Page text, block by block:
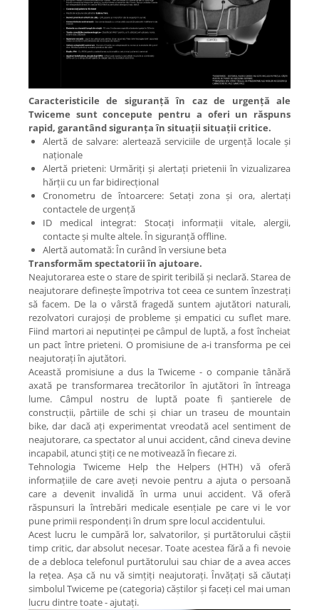
Caracteristicile de siguranță în caz de urgență ale
Twiceme sunt concepute pentru a oferi un răspuns
rapid, garantând siguranța în situații situații critice.
Alertă de salvare: alertează serviciile de urgență locale și
naționale
Alertă prieteni: Urmăriți și alertați prietenii în vizualizarea
hărții cu un far bidirecțional
Cronometru de întoarcere: Setați zona și ora, alertați
contactele de urgență
ID medical integrat: Stocați informații vitale, alergii,
contacte și multe altele. În siguranță offline.
Alertă automată: În curând în versiune beta
Transformăm spectatorii în ajutoare.
Neajutorarea este o stare de spirit teribilă și neclară. Starea de
neajutorare definește împotriva tot ceea ce suntem înzestrați
să facem. De la o vârstă fragedă suntem ajutători naturali,
rezolvatori curajoși de probleme și empatici cu suflet mare.
Fiind martori ai neputinței pe câmpul de luptă, a fost încheiat
un pact între prieteni. O promisiune de a-i transforma pe cei
neajutorați în ajutători.
Această promisiune a dus la Twiceme - o companie tânără
axată pe transformarea trecătorilor în ajutători în întreaga
lume. Câmpul nostru de luptă poate fi șantierele de
construcții, pârtiile de schi și chiar un traseu de mountain
bike, dar dacă ați experimentat vreodată acel sentiment de
neajutorare, ca spectator al unui accident, când cineva devine
incapabil, atunci știți ce ne motivează în fiecare zi.
Tehnologia Twiceme Help the Helpers (HTH) vă oferă
informațiile de care aveți nevoie pentru a ajuta o persoană
care a devenit invalidă în urma unui accident. Vă oferă
răspunsuri la întrebări medicale esențiale pe care vi le vor
pune primii respondenți în drum spre locul accidentului.
Acest lucru le cumpără lor, salvatorilor, și purtătorului căștii
timp critic, dar absolut necesar. Toate acestea fără a fi nevoie
de a debloca telefonul purtătorului sau chiar de a avea acces
la rețea. Așa că nu vă simțiți neajutorați. Învățați să căutați
simbolul Twiceme pe (categoria) căștilor și faceți cel mai uman
lucru dintre toate - ajutați.